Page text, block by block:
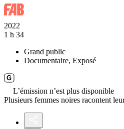
2022
1 h 34
Grand public
Documentaire, Exposé
L’émission n’est plus disponible
Plusieurs femmes noires racontent